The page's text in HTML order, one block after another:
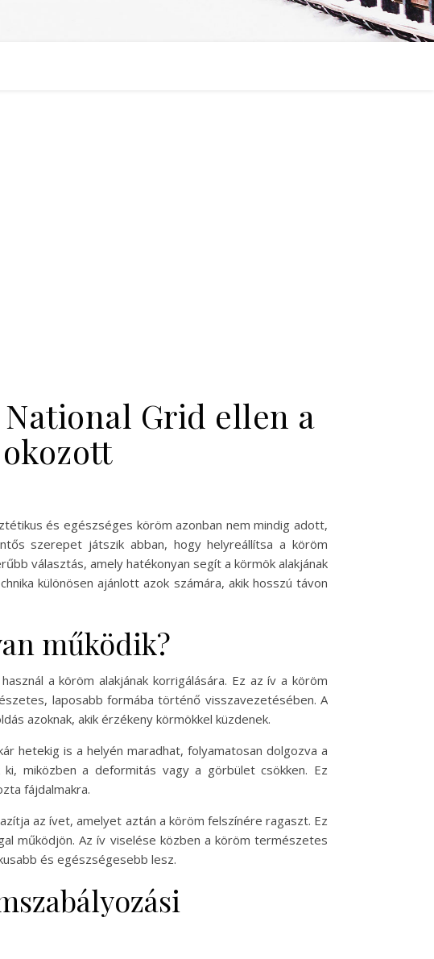
Grid ellen a
és egészséges köröm azonban nem mindig adott,
szerepet játszik abban, hogy helyreállítsa a köröm
választás, amely hatékonyan segít a körmök alakjának
különösen ajánlott azok számára, akik hosszú távon
működik?
a köröm alakjának korrigálására. Ez az ív a köröm
laposabb formába történő visszavezetésében. A
azoknak, akik érzékeny körmökkel küzdenek.
hetekig is a helyén maradhat, folyamatosan dolgozva a
miközben a deformitás vagy a görbület csökken. Ez
fájdalmakra.
az ívet, amelyet aztán a köröm felszínére ragaszt. Ez
működjön. Az ív viselése közben a köröm természetes
és egészségesebb lesz.